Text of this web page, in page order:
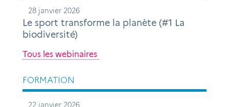
28 janvier 2026
Le sport transforme la planète (#1 La
biodiversité)
Tous les webinaires
FORMATION
22 janvier 2026